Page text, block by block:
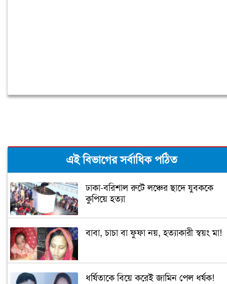
এই বিভাগের সর্বাধিক পঠিত
ঢাকা-বরিশাল রুটে লঞ্চের ছাদে যুবককে
কুপিয়ে হত্যা
বাবা, চাচা বা ফুফা নয়, হত্যাকারী স্বয়ং মা!
ধর্ষিতাকে বিয়ে করেই জামিন পেল ধর্ষক!